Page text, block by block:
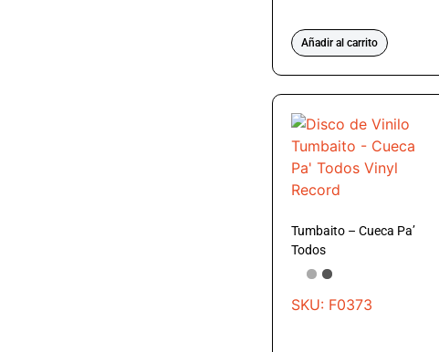
Añadir al carrito
Tumbaito – Cueca Pa’
Todos
SKU: F0373